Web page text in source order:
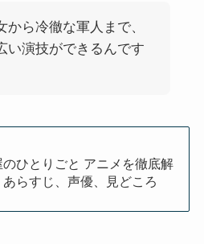
から冷徹な軍人まで、
い演技ができるんです
のひとりごと アニメを徹底解
あらすじ、声優、見どころ